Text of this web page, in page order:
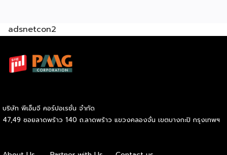
Commerce เปิดตลาดจีน ติดอาวุธ SMEs ไทย สู่ผู้บริโภค
ธุรกิจ ผู้ประกอบการ และผู้ที่กำลังวางแผนขยายตลาด
สิงหาคม 2569 | 10.00 – 12.15 น.
adsnetcon2
บริษัท พีเอ็มจี คอร์ปอเรชั่น จำกัด
47,49 ซอยลาดพร้าว 140 ถ.ลาดพร้าว แขวงคลองจั่น เขตบางกะปิ กรุงเทพฯ